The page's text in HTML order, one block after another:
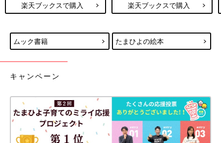
楽天ブックスで購入 楽天ブックスで購入
ムック書籍 たまひよの絵本
キャンペーン